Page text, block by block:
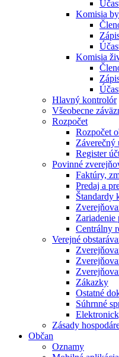
Komisia
Komisia
Hlavný kontrolór
Všeobecne
Rozpočet
Rozpočet
Záverečný
Register
Povinné
Faktúry,
Predaj a
Štandardy
Zariadenie
Centrálny
Verejné
Zákazky
Ostatné
Súhrnné
Zásady
Občan
Oznamy